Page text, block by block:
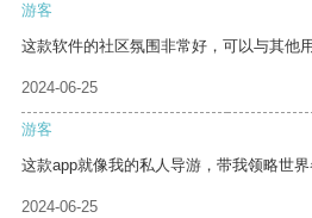
游客
这款软件的社区氛围非常好，可以与其他
2024-06-25
游客
这款app就像我的私人导游，带我领略世界
2024-06-25